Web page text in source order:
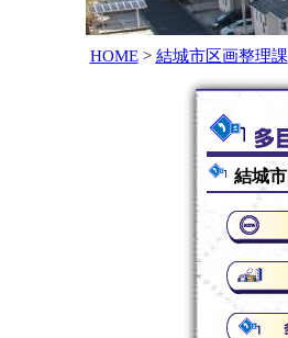
HOME> 結城市区画整理課
結城